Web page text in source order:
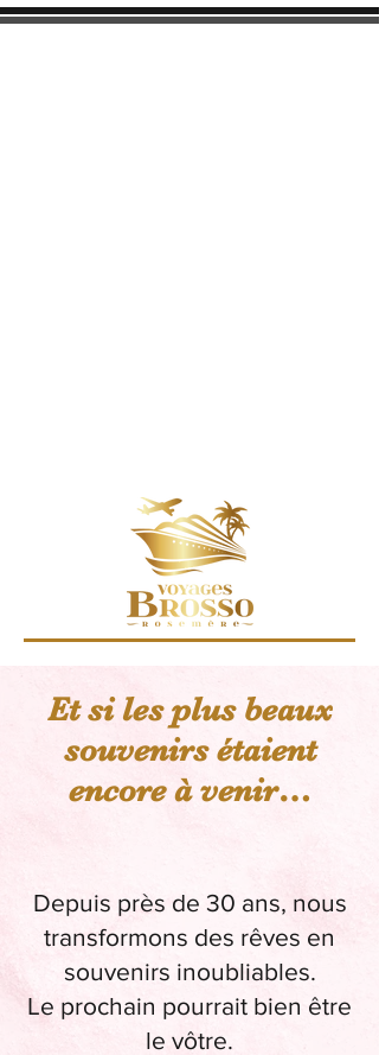
Et si les plus beaux
souvenirs étaient
encore à venir…
Depuis près de 30 ans, nous
transformons des rêves en
souvenirs inoubliables.
Le prochain pourrait bien être
le vôtre.